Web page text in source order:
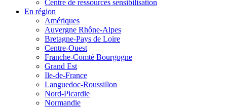
Centre de ressources sensibilisation
En région
Amériques
Auvergne Rhône-Alpes
Bretagne-Pays de Loire
Centre-Ouest
Franche-Comté Bourgogne
Grand Est
Ile-de-France
Languedoc-Roussillon
Nord-Picardie
Normandie